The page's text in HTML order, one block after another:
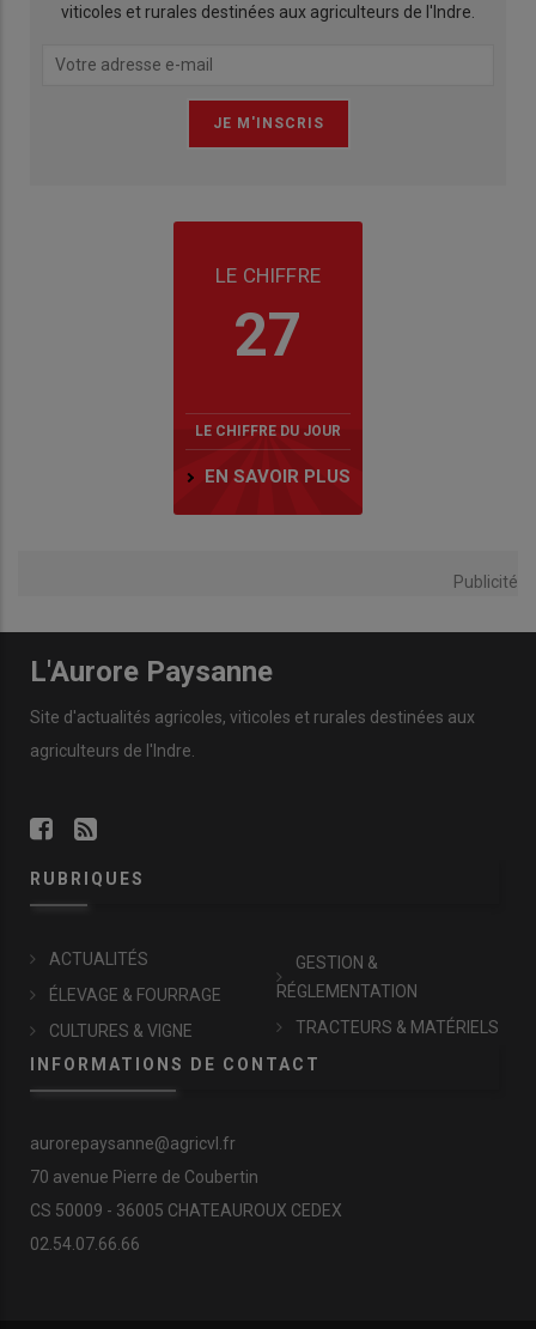
viticoles et rurales destinées aux agriculteurs de l'Indre.
LE CHIFFRE
27
LE CHIFFRE DU JOUR
EN SAVOIR PLUS
Publicité
L'Aurore Paysanne
Site d'actualités agricoles, viticoles et rurales destinées aux
agriculteurs de l'Indre.
RUBRIQUES
ACTUALITÉS
ÉLEVAGE & FOURRAGE
CULTURES & VIGNE
GESTION &
RÉGLEMENTATION
TRACTEURS & MATÉRIELS
INFORMATIONS DE CONTACT
aurorepaysanne@agricvl.fr
70 avenue Pierre de Coubertin
CS 50009 - 36005 CHATEAUROUX CEDEX
02.54.07.66.66